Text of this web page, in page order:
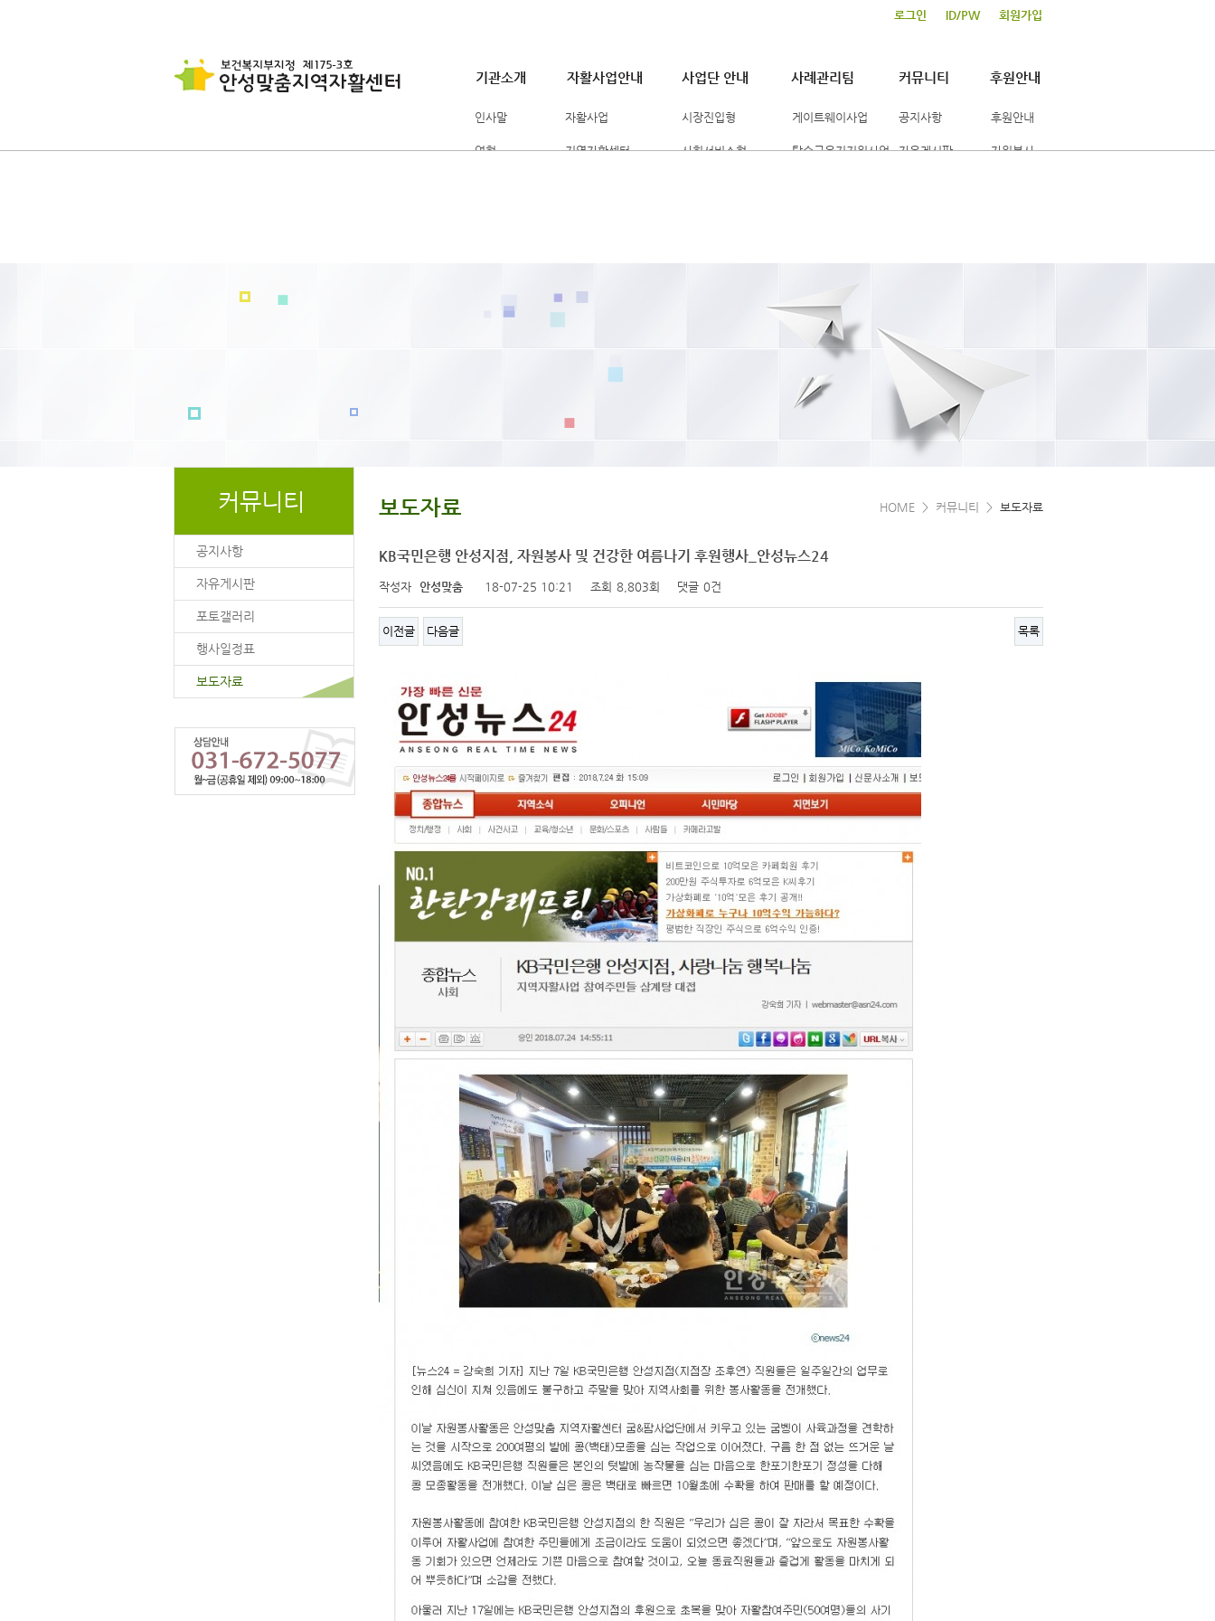
로그인 ID/PW 회원가입
기관소개 자활사업안내 사업단 안내 사례관리팀 커뮤니티 후원안내
인사말
연혁
자활사업
지역자활센터
시장진입형
사회서비스형
게이트웨이사업
탈수급유지지원사업
공지사항
자유게시판
후원안내
자원봉사
커뮤니티
공지사항
자유게시판
포토갤러리
행사일정표
보도자료
보도자료 HOME > 커뮤니티 > 보도자료
KB국민은행 안성지점, 자원봉사 및 건강한 여름나기 후원행사_안성뉴스24
작성자 안성맞춤 18-07-25 10:21 조회 8,803회 댓글 0건
이전글 다음글 목록